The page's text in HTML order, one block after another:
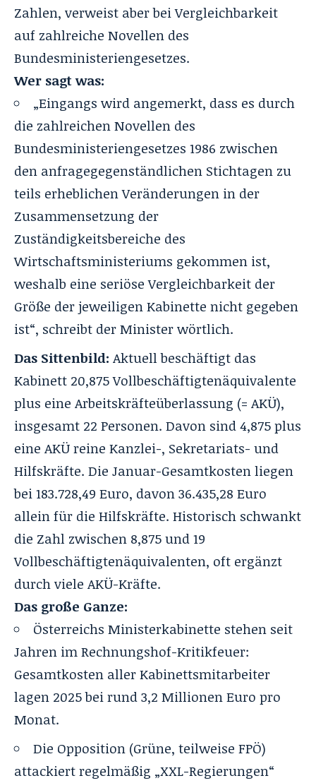
Zahlen, verweist aber bei Vergleichbarkeit
auf zahlreiche Novellen des
Bundesministeriengesetzes.
Wer sagt was:
„Eingangs wird angemerkt, dass es durch
die zahlreichen Novellen des
Bundesministeriengesetzes 1986 zwischen
den anfragegegenständlichen Stichtagen zu
teils erheblichen Veränderungen in der
Zusammensetzung der
Zuständigkeitsbereiche des
Wirtschaftsministeriums gekommen ist,
weshalb eine seriöse Vergleichbarkeit der
Größe der jeweiligen Kabinette nicht gegeben
ist“, schreibt der Minister wörtlich.
Das Sittenbild: Aktuell beschäftigt das
Kabinett 20,875 Vollbeschäftigtenäquivalente
plus eine Arbeitskräfteüberlassung (= AKÜ),
insgesamt 22 Personen. Davon sind 4,875 plus
eine AKÜ reine Kanzlei-, Sekretariats- und
Hilfskräfte. Die Januar-Gesamtkosten liegen
bei 183.728,49 Euro, davon 36.435,28 Euro
allein für die Hilfskräfte. Historisch schwankt
die Zahl zwischen 8,875 und 19
Vollbeschäftigtenäquivalenten, oft ergänzt
durch viele AKÜ-Kräfte.
Das große Ganze:
Österreichs Ministerkabinette stehen seit
Jahren im Rechnungshof-Kritikfeuer:
Gesamtkosten aller Kabinettsmitarbeiter
lagen 2025 bei rund 3,2 Millionen Euro pro
Monat.
Die Opposition (Grüne, teilweise FPÖ)
attackiert regelmäßig „XXL-Regierungen“